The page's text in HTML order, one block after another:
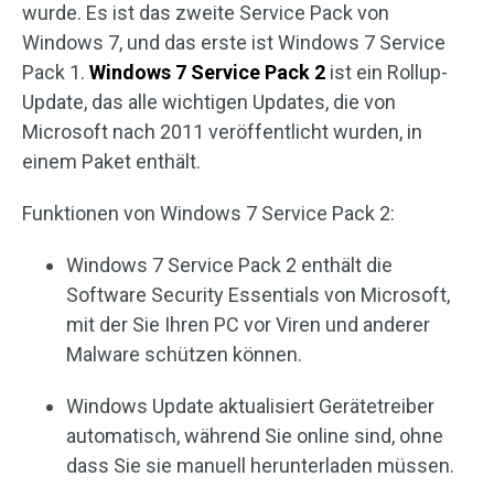
wurde. Es ist das zweite Service Pack von
Windows 7, und das erste ist Windows 7 Service
Pack 1. Windows 7 Service Pack 2 ist ein Rollup-
Update, das alle wichtigen Updates, die von
Microsoft nach 2011 veröffentlicht wurden, in
einem Paket enthält.
Funktionen von Windows 7 Service Pack 2:
Windows 7 Service Pack 2 enthält die
Software Security Essentials von Microsoft,
mit der Sie Ihren PC vor Viren und anderer
Malware schützen können.
Windows Update aktualisiert Gerätetreiber
automatisch, während Sie online sind, ohne
dass Sie sie manuell herunterladen müssen.